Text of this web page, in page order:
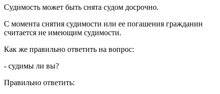
Судимость может быть снята судом досрочно.
С момента снятия судимости или ее погашения гражданин
считается не имеющим судимости.
Как же правильно ответить на вопрос:
- судимы ли вы?
Правильно ответить: